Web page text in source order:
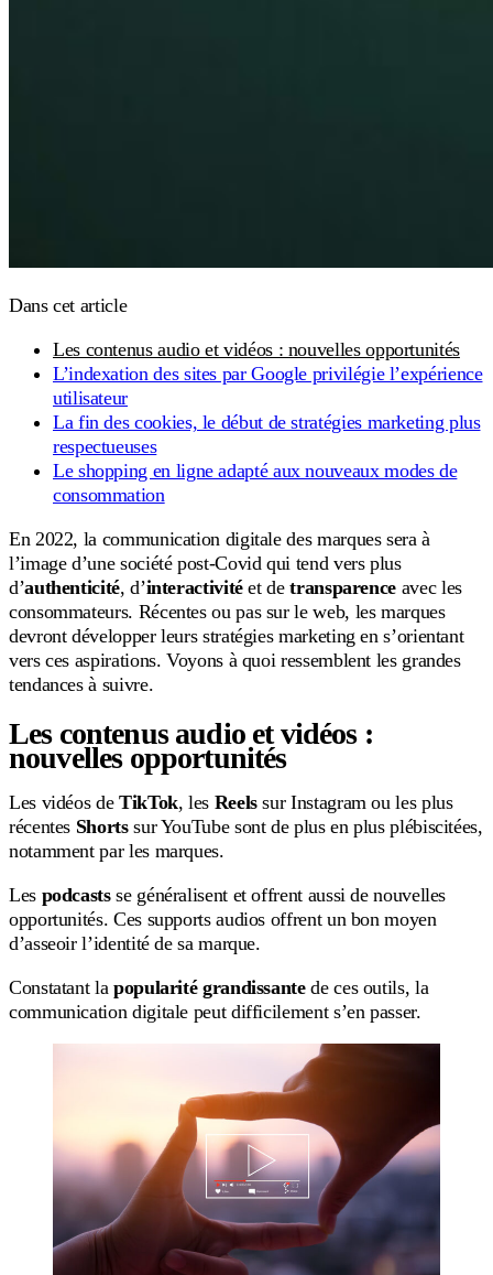
Dans cet article
Les contenus audio et vidéos : nouvelles opportunités
L’indexation des sites par Google privilégie l’expérience
utilisateur
La fin des cookies, le début de stratégies marketing plus
respectueuses
Le shopping en ligne adapté aux nouveaux modes de
consommation
En 2022, la communication digitale des marques sera à
l’image d’une société post-Covid qui tend vers plus
d’authenticité, d’interactivitéet detransparence avec les
consommateurs. Récentes ou pas sur le web, les marques
devront développer leurs stratégies marketing en s’orientant
vers ces aspirations. Voyons à quoi ressemblent les grandes
tendances à suivre.
Les contenus audio et vidéos :
nouvelles opportunités
Les vidéos de TikTok, les Reelssur Instagram ou les plus
récentes Shortssur YouTube sont de plus en plus plébiscitées,
notamment par les marques.
Les podcastsse généralisent et offrent aussi de nouvelles
opportunités. Ces supports audios offrent un bon moyen
d’asseoir l’identité de sa marque.
Constatant la popularité grandissantede ces outils, la
communication digitale peut difficilement s’en passer.